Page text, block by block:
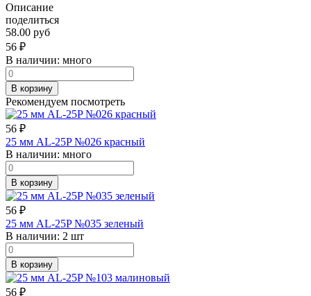
Описание
поделиться
58.00 руб
56 ₽
В наличии: много
В корзину
Рекомендуем посмотреть
56 ₽
25 мм AL-25P №026 красный
В наличии: много
В корзину
56 ₽
25 мм AL-25P №035 зеленый
В наличии: 2 шт
В корзину
56 ₽